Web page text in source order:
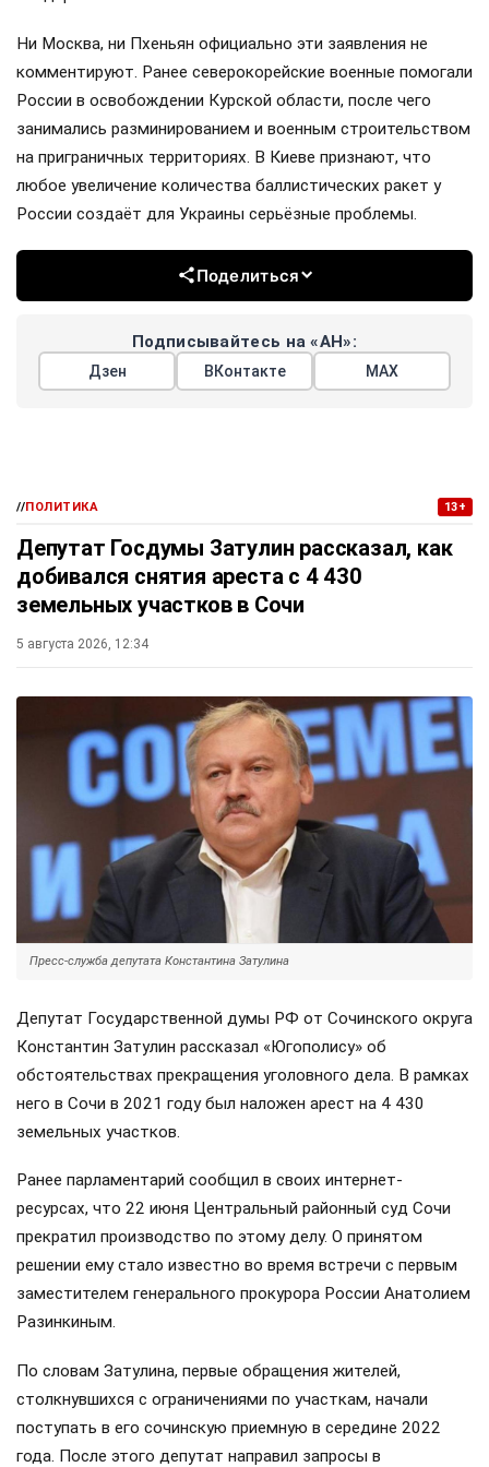
Ни Москва, ни Пхеньян официально эти заявления не
комментируют. Ранее северокорейские военные помогали
России в освобождении Курской области, после чего
занимались разминированием и военным строительством
на приграничных территориях. В Киеве признают, что
любое увеличение количества баллистических ракет у
России создаёт для Украины серьёзные проблемы.
Поделиться
Подписывайтесь на «АН»:
Дзен ВКонтакте МАХ
//ПОЛИТИКА 13+
Депутат Госдумы Затулин рассказал, как
добивался снятия ареста с 4 430
земельных участков в Сочи
5 августа 2026, 12:34
Пресс-служба депутата Константина Затулина
Депутат Государственной думы РФ от Сочинского округа
Константин Затулин рассказал «Югополису» об
обстоятельствах прекращения уголовного дела. В рамках
него в Сочи в 2021 году был наложен арест на 4 430
земельных участков.
Ранее парламентарий сообщил в своих интернет-
ресурсах, что 22 июня Центральный районный суд Сочи
прекратил производство по этому делу. О принятом
решении ему стало известно во время встречи с первым
заместителем генерального прокурора России Анатолием
Разинкиным.
По словам Затулина, первые обращения жителей,
столкнувшихся с ограничениями по участкам, начали
поступать в его сочинскую приемную в середине 2022
года. После этого депутат направил запросы в